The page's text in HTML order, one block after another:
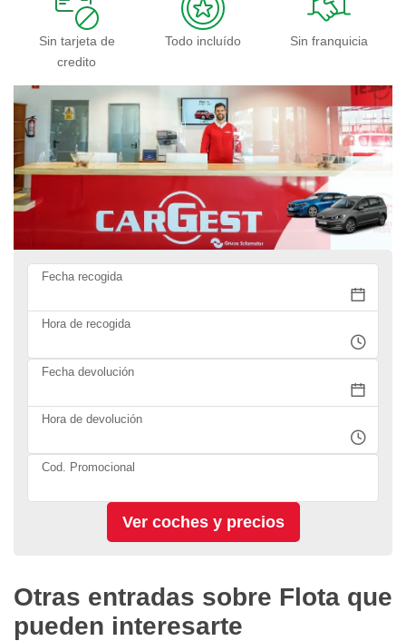
Sin tarjeta de
credito
Todo incluído Sin franquicia
Fecha recogida
Hora de recogida
Fecha devolución
Hora de devolución
Cod. Promocional
Otras entradas sobre Flota que
pueden interesarte